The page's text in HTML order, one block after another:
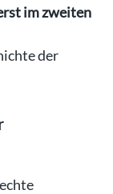
im zweiten
der